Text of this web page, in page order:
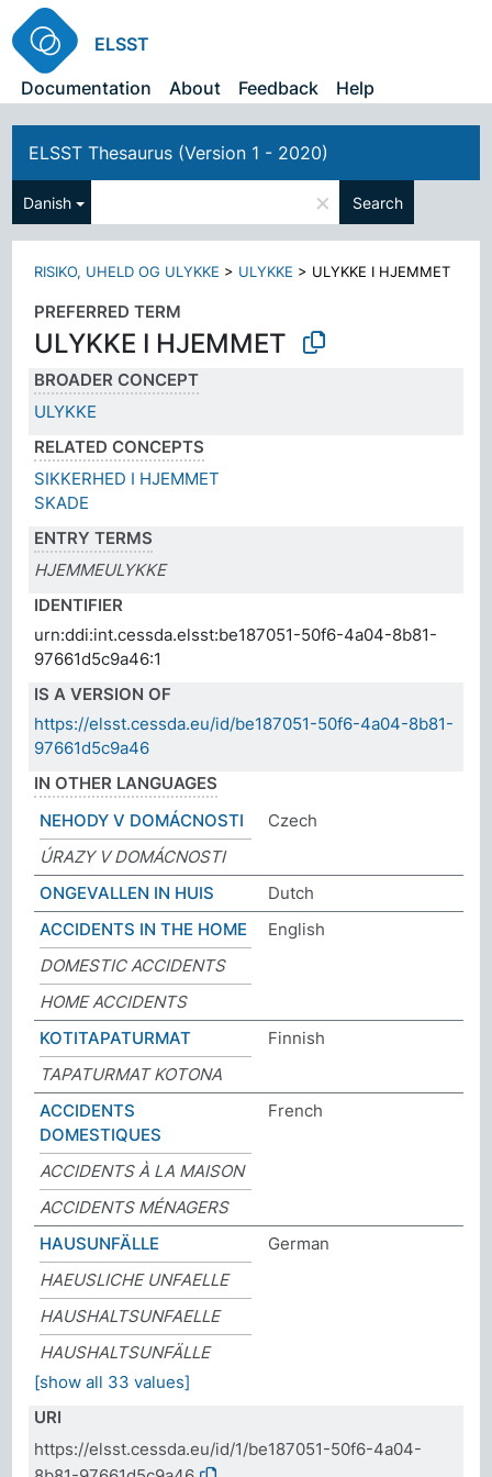
ELSST
Documentation
About Feedback Help
ELSST Thesaurus (Version 1 - 2020)
Danish × Search
RISIKO, UHELD OG ULYKKE > ULYKKE > ULYKKE I HJEMMET
PREFERRED TERM
ULYKKE I HJEMMET
BROADER CONCEPT
ULYKKE
RELATED CONCEPTS
SIKKERHED I HJEMMET
SKADE
ENTRY TERMS
HJEMMEULYKKE
IDENTIFIER
urn:ddi:int.cessda.elsst:be187051-50f6-4a04-8b81-
97661d5c9a46:1
IS A VERSION OF
https://elsst.cessda.eu/id/be187051-50f6-4a04-8b81-
97661d5c9a46
IN OTHER LANGUAGES
NEHODY V DOMÁCNOSTI
Czech
ÚRAZY V DOMÁCNOSTI
ONGEVALLEN IN HUIS
Dutch
ACCIDENTS IN THE HOME
English
DOMESTIC ACCIDENTS
HOME ACCIDENTS
KOTITAPATURMAT
Finnish
TAPATURMAT KOTONA
ACCIDENTS
DOMESTIQUES
French
ACCIDENTS À LA MAISON
ACCIDENTS MÉNAGERS
HAUSUNFÄLLE
German
HAEUSLICHE UNFAELLE
HAUSHALTSUNFAELLE
HAUSHALTSUNFÄLLE
[show all 33 values]
URI
https://elsst.cessda.eu/id/1/be187051-50f6-4a04-